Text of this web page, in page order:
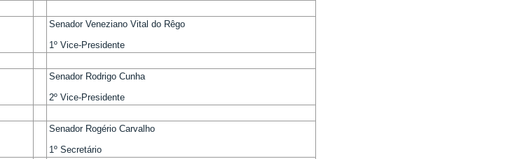
Senador Veneziano Vital do Rêgo
1º Vice-Presidente
Senador Rodrigo Cunha
2º Vice-Presidente
Senador Rogério Carvalho
1º Secretário